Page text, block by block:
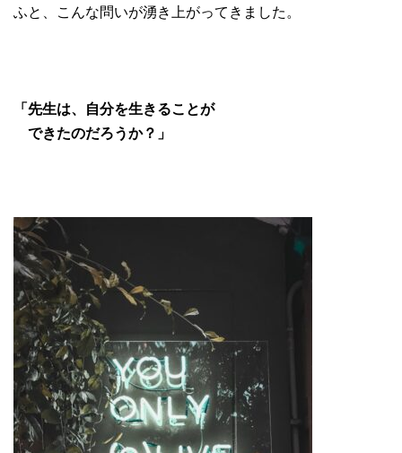
ふと、こんな問いが湧き上がってきました。
「先生は、自分を生きることが
できたのだろうか？」